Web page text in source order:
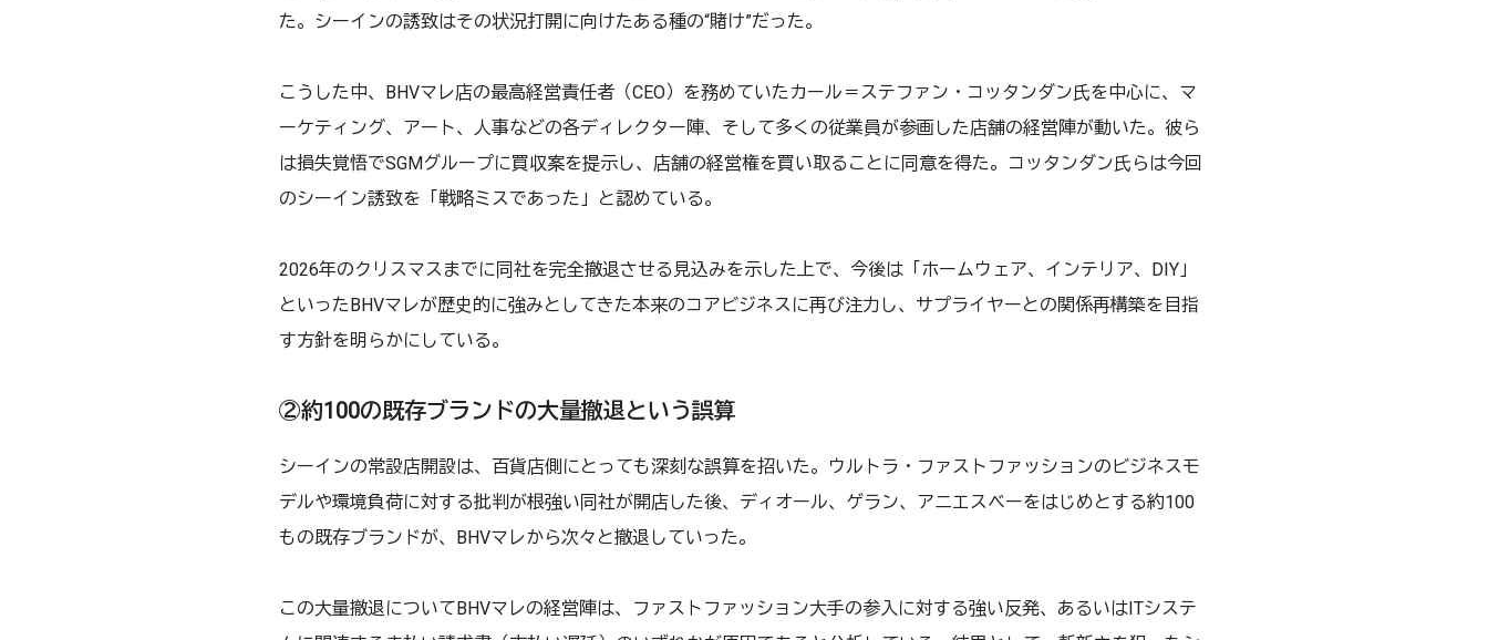
た。シーインの誘致はその状況打開に向けたある種の“賭け”だった。
こうした中、BHVマレ店の最高経営責任者（CEO）を務めていたカール＝ステファン・コッタンダン氏を中心に、マ
ーケティング、アート、人事などの各ディレクター陣、そして多くの従業員が参画した店舗の経営陣が動いた。彼ら
は損失覚悟でSGMグループに買収案を提示し、店舗の経営権を買い取ることに同意を得た。コッタンダン氏らは今回
のシーイン誘致を「戦略ミスであった」と認めている。
2026年のクリスマスまでに同社を完全撤退させる見込みを示した上で、今後は「ホームウェア、インテリア、DIY」
といったBHVマレが歴史的に強みとしてきた本来のコアビジネスに再び注力し、サプライヤーとの関係再構築を目指
す方針を明らかにしている。
②約100の既存ブランドの大量撤退という誤算
シーインの常設店開設は、百貨店側にとっても深刻な誤算を招いた。ウルトラ・ファストファッションのビジネスモ
デルや環境負荷に対する批判が根強い同社が開店した後、ディオール、ゲラン、アニエスベーをはじめとする約100
もの既存ブランドが、BHVマレから次々と撤退していった。
この大量撤退についてBHVマレの経営陣は、ファストファッション大手の参入に対する強い反発、あるいはITシステ